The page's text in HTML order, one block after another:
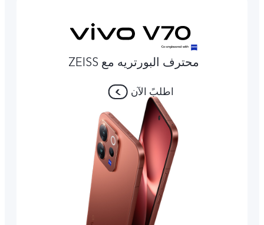
محترف البورتريه مع ZEISS
اطلبً الآن